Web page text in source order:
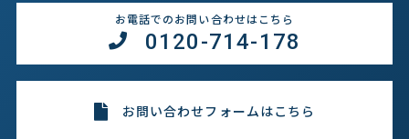
お電話でのお問い合わせはこちら
0120-714-178
お問い合わせフォームはこちら